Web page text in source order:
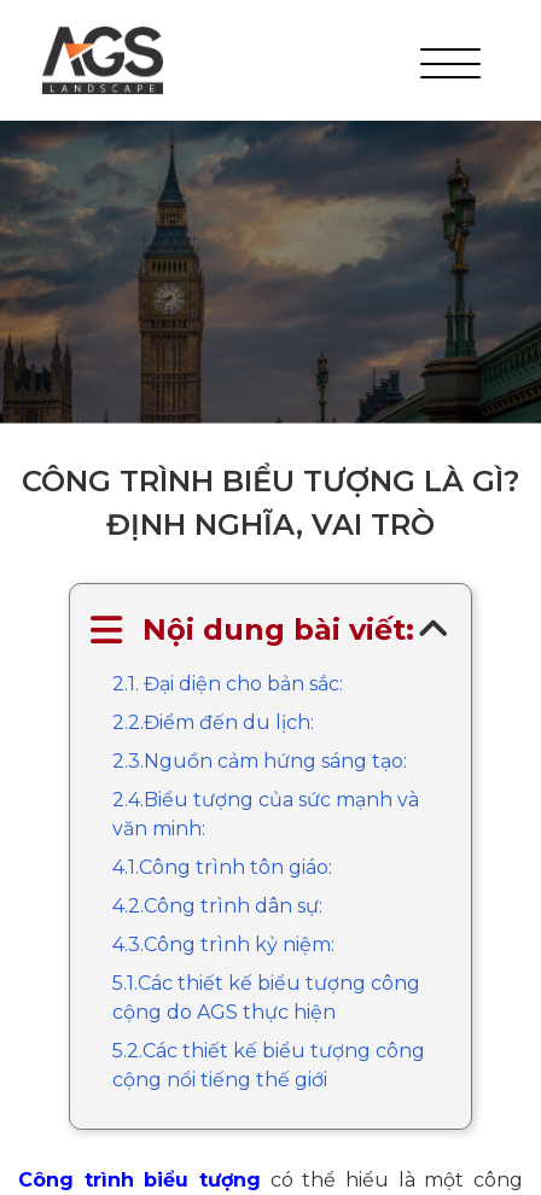
CÔNG TRÌNH BIỂU TƯỢNG LÀ GÌ?
ĐỊNH NGHĨA, VAI TRÒ
Nội dung bài viết:
2.1. Đại diện cho bản sắc:
2.2.Điểm đến du lịch:
2.3.Nguồn cảm hứng sáng tạo:
2.4.Biểu tượng của sức mạnh và
văn minh:
4.1.Công trình tôn giáo:
4.2.Công trình dân sự:
4.3.Công trình kỷ niệm:
5.1.Các thiết kế biểu tượng công
cộng do AGS thực hiện
5.2.Các thiết kế biểu tượng công
cộng nổi tiếng thế giới
Công trình biểu tượng có thể hiểu là một công